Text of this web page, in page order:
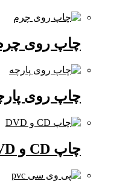
چاپ روی چرم
چاپ روی پارچه